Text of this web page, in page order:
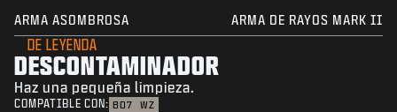
ARMA ASOMBROSA ARMA DE RAYOS MARK II
DE LEYENDA
DESCONTAMINADOR
Haz una pequeña limpieza.
COMPATIBLE CON: BO7 WZ